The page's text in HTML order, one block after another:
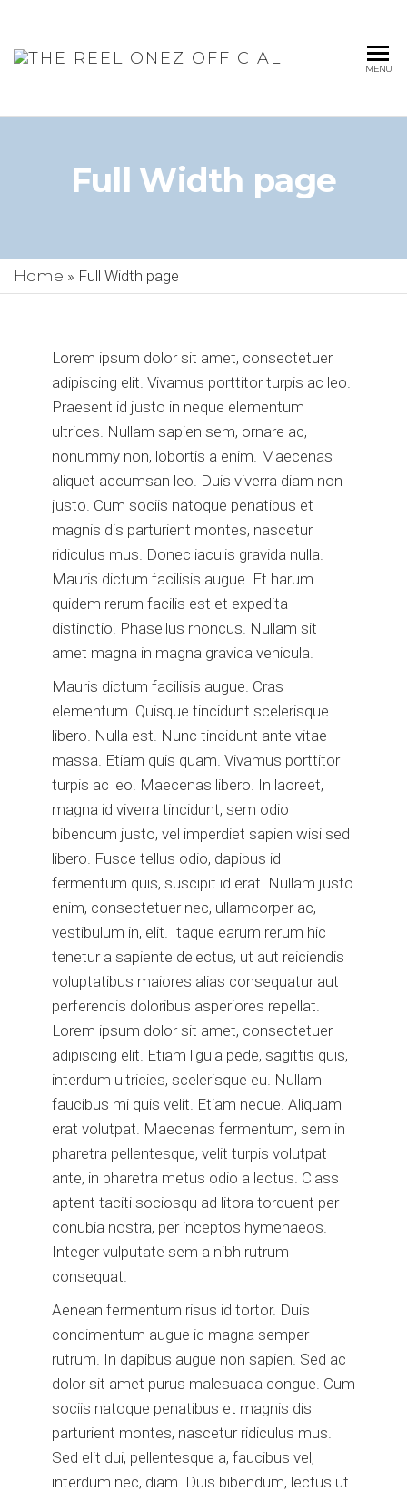
MENU
Full Width page
Home » Full Width page
Lorem ipsum dolor sit amet, consectetuer
adipiscing elit. Vivamus porttitor turpis ac leo.
Praesent id justo in neque elementum
ultrices. Nullam sapien sem, ornare ac,
nonummy non, lobortis a enim. Maecenas
aliquet accumsan leo. Duis viverra diam non
justo. Cum sociis natoque penatibus et
magnis dis parturient montes, nascetur
ridiculus mus. Donec iaculis gravida nulla.
Mauris dictum facilisis augue. Et harum
quidem rerum facilis est et expedita
distinctio. Phasellus rhoncus. Nullam sit
amet magna in magna gravida vehicula.
Mauris dictum facilisis augue. Cras
elementum. Quisque tincidunt scelerisque
libero. Nulla est. Nunc tincidunt ante vitae
massa. Etiam quis quam. Vivamus porttitor
turpis ac leo. Maecenas libero. In laoreet,
magna id viverra tincidunt, sem odio
bibendum justo, vel imperdiet sapien wisi sed
libero. Fusce tellus odio, dapibus id
fermentum quis, suscipit id erat. Nullam justo
enim, consectetuer nec, ullamcorper ac,
vestibulum in, elit. Itaque earum rerum hic
tenetur a sapiente delectus, ut aut reiciendis
voluptatibus maiores alias consequatur aut
perferendis doloribus asperiores repellat.
Lorem ipsum dolor sit amet, consectetuer
adipiscing elit. Etiam ligula pede, sagittis quis,
interdum ultricies, scelerisque eu. Nullam
faucibus mi quis velit. Etiam neque. Aliquam
erat volutpat. Maecenas fermentum, sem in
pharetra pellentesque, velit turpis volutpat
ante, in pharetra metus odio a lectus. Class
aptent taciti sociosqu ad litora torquent per
conubia nostra, per inceptos hymenaeos.
Integer vulputate sem a nibh rutrum
consequat.
Aenean fermentum risus id tortor. Duis
condimentum augue id magna semper
rutrum. In dapibus augue non sapien. Sed ac
dolor sit amet purus malesuada congue. Cum
sociis natoque penatibus et magnis dis
parturient montes, nascetur ridiculus mus.
Sed elit dui, pellentesque a, faucibus vel,
interdum nec, diam. Duis bibendum, lectus ut